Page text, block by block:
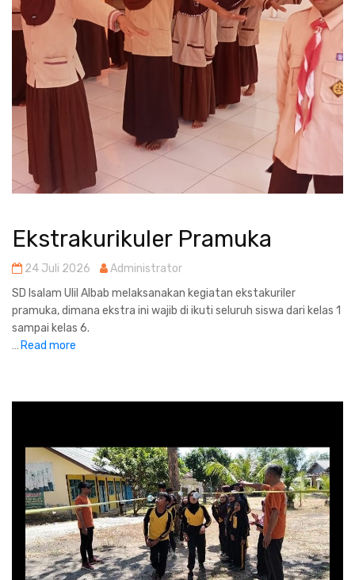
Ekstrakurikuler Pramuka
24 Juli 2026
Administrator
SD Isalam Ulil Albab melaksanakan kegiatan ekstakuriler
pramuka, dimana ekstra ini wajib di ikuti seluruh siswa dari kelas 1
sampai kelas 6.
... Read more